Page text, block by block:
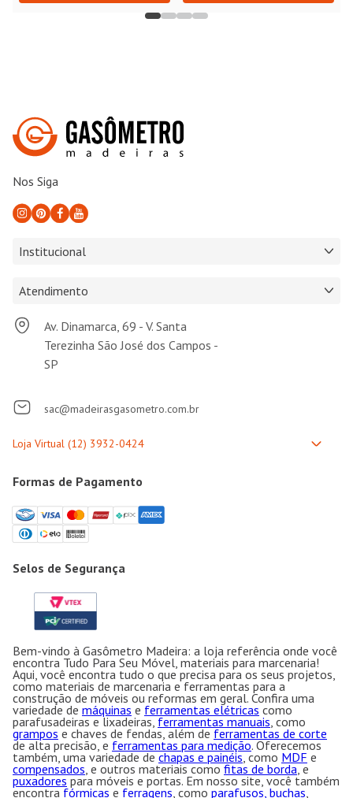
Nos Siga
Institucional
Atendimento
Av. Dinamarca, 69 - V. Santa
Terezinha São José dos Campos -
SP
sac@madeirasgasometro.com.br
Formas de Pagamento
Selos de Segurança
Bem-vindo à Gasômetro Madeira: a loja referência onde você
encontra Tudo Para Seu Móvel, materiais para marcenaria!
Aqui, você encontra tudo o que precisa para os seus projetos,
como materiais de marcenaria e ferramentas para a
construção de móveis ou reformas em geral. Confira uma
variedade de máquinas e ferramentas elétricas como
parafusadeiras e lixadeiras, ferramentas manuais, como
grampos e chaves de fendas, além de ferramentas de corte
de alta precisão, e ferramentas para medição. Oferecemos
também, uma variedade de chapas e painéis, como MDF e
compensados, e outros materiais como fitas de borda, e
puxadores para móveis e portas. Em nosso site, você também
encontra fórmicas e ferragens, como parafusos, buchas,